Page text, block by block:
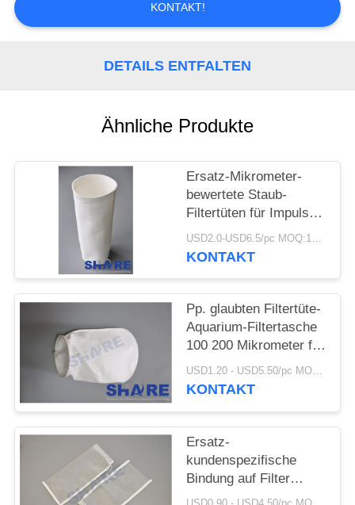
RECHTSSACHEN
FORDERN
ANGEBOT
AN
SITEMAP
PRIVACY
POLICY
KONTAKT!
DETAILS ENTFALTEN
Ähnliche Produkte
Ersatz-Mikrometer-
bewertete Staub-
Filtertüten für Impuls
Jet Plenum Systems USD2.0-USD6.5/pc MOQ:100pcs
KONTAKT
Pp. glaubten Filtertüte-
Aquarium-Filtertasche
100 200 Mikrometer für
Sumpf
USD1.20 - USD5.50/pc MOQ:100pcs
KONTAKT
Ersatz-
kundenspezifische
Bindung auf Filter
Mesh Bags For Syrup